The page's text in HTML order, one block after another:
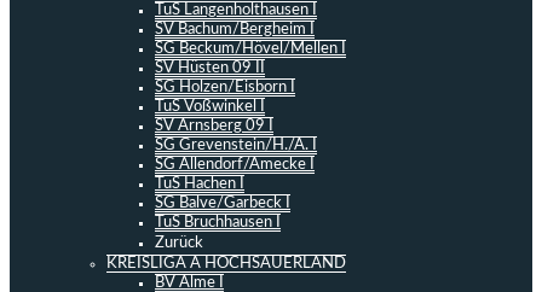
TuS Langenholthausen I
SV Bachum/Bergheim I
SG Beckum/Hövel/Mellen I
SV Hüsten 09 II
SG Holzen/Eisborn I
TuS Voßwinkel I
SV Arnsberg 09 I
SG Grevenstein/H./A. I
SG Allendorf/Amecke I
TuS Hachen I
SG Balve/Garbeck I
TuS Bruchhausen I
Zurück
KREISLIGA A HOCHSAUERLAND
BV Alme I